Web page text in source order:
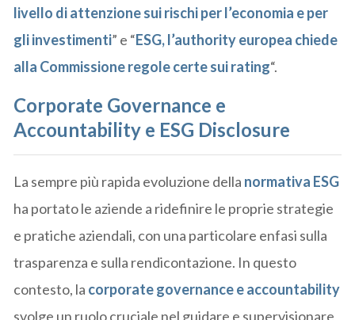
livello di attenzione sui rischi per l’economia e per
gli investimenti” e “ESG, l’authority europea chiede
alla Commissione regole certe sui rating“.
Corporate Governance e
Accountability e ESG Disclosure
La sempre più rapida evoluzione della normativa ESG
ha portato le aziende a ridefinire le proprie strategie
e pratiche aziendali, con una particolare enfasi sulla
trasparenza e sulla rendicontazione. In questo
contesto, la corporate governance e accountability
svolge un ruolo cruciale nel guidare e supervisionare